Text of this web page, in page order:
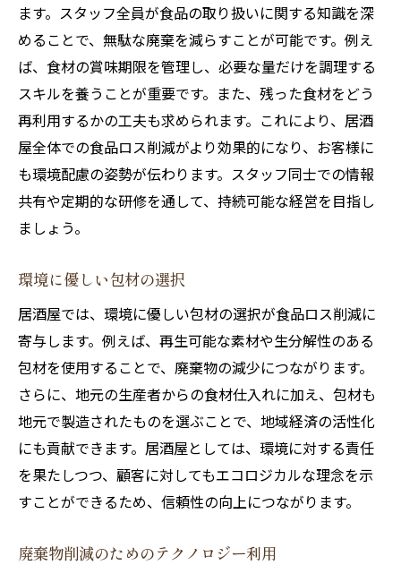
ます。スタッフ全員が食品の取り扱いに関する知識を深
めることで、無駄な廃棄を減らすことが可能です。例え
ば、食材の賞味期限を管理し、必要な量だけを調理する
スキルを養うことが重要です。また、残った食材をどう
再利用するかの工夫も求められます。これにより、居酒
屋全体での食品ロス削減がより効果的になり、お客様に
も環境配慮の姿勢が伝わります。スタッフ同士での情報
共有や定期的な研修を通して、持続可能な経営を目指し
ましょう。
環境に優しい包材の選択
居酒屋では、環境に優しい包材の選択が食品ロス削減に
寄与します。例えば、再生可能な素材や生分解性のある
包材を使用することで、廃棄物の減少につながります。
さらに、地元の生産者からの食材仕入れに加え、包材も
地元で製造されたものを選ぶことで、地域経済の活性化
にも貢献できます。居酒屋としては、環境に対する責任
を果たしつつ、顧客に対してもエコロジカルな理念を示
すことができるため、信頼性の向上につながります。
廃棄物削減のためのテクノロジー利用